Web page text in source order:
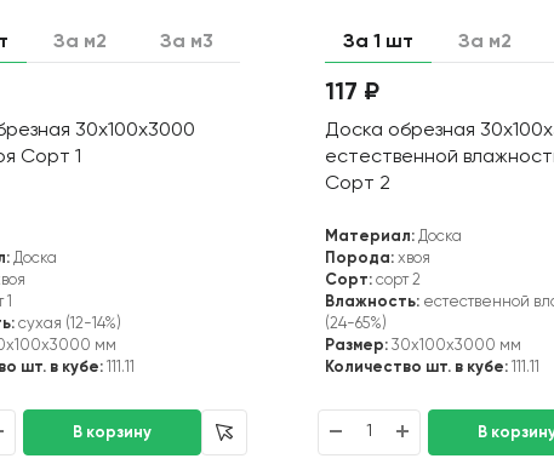
За м2 За м3
30х100х3000
Сорт 1
Доска
сухая (12-14%)
мм
шт. в кубе:111.11
За 1 шт За м2
117 ₽
Доска обрезная
естественной
Сорт 2
Материал: Доска
Порода: хвоя
Сорт: сорт 2
Влажность: естественной
(24-65%)
Размер: 30x100x3000 мм
Количество шт. в кубе: 111.11